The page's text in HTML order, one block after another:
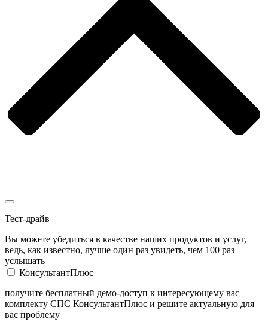
Тест-драйв
Вы можете убедиться в качестве наших продуктов и услуг,
ведь, как известно, лучше один раз увидеть, чем 100 раз
услышать
КонсультантПлюс
получите бесплатный демо-доступ к интересующему вас
комплекту СПС КонсультантПлюс и решите актуальную для
вас проблему